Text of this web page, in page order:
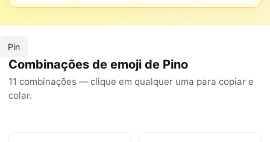
Pin
Combinações de emoji de Pino
11 combinações — clique em qualquer uma para copiar e
colar.